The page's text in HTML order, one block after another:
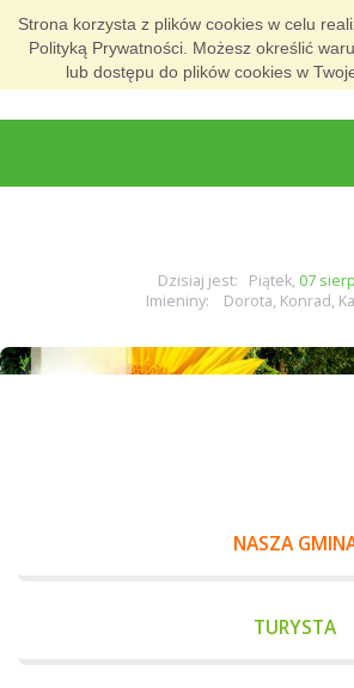
Strona korzysta z plików cookies w celu
Polityką Prywatności. Możesz określić
lub dostępu do plików cookies w
Dzisiaj jest: Piątek, 07
Imieniny: Dorota, Konrad,
NASZA
TURYSTA